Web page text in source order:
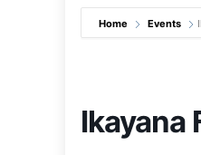
Home Events
Ikayana